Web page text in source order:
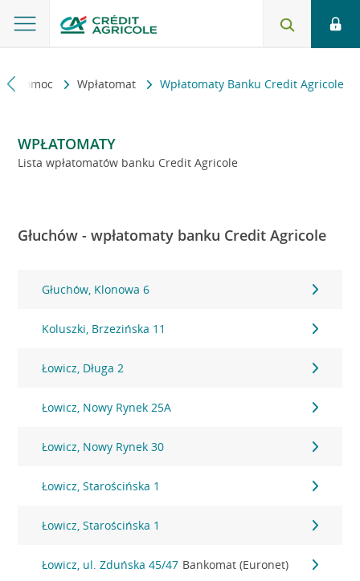
i pomoc Wpłatomat Wpłatomaty Banku Credit Agricole
WPŁATOMATY
Lista wpłatomatów banku Credit Agricole
Głuchów - wpłatomaty banku Credit Agricole
Głuchów, Klonowa 6
Koluszki, Brzezińska 11
Łowicz, Długa 2
Łowicz, Nowy Rynek 25A
Łowicz, Nowy Rynek 30
Łowicz, Starościńska 1
Łowicz, Starościńska 1
Łowicz, ul. Zduńska 45/47 Bankomat (Euronet)